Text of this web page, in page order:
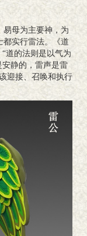
易母为主要神，为
都实行雷法。《道
道的法则是以气为
安静的，雷声是雷
迎接、召唤和执行